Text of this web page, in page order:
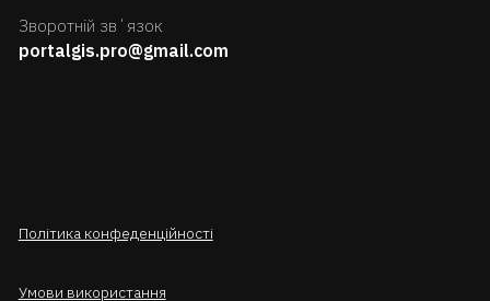
Зворотній звʼязок
portalgis.pro@gmail.com
Політика конфеденційності
Умови використання